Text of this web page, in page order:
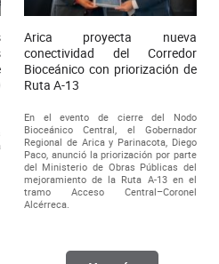
Arica proyecta nueva
conectividad del Corredor
Bioceánico con priorización de
Ruta A-13
En el evento de cierre del Nodo
Bioceánico Central, el Gobernador
Regional de Arica y Parinacota, Diego
Paco, anunció la priorización por parte
del Ministerio de Obras Públicas del
mejoramiento de la Ruta A-13 en el
tramo Acceso Central–Coronel
Alcérreca.